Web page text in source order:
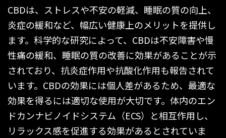
CBDは、ストレスや不安の軽減、睡眠の質の向上、
炎症の緩和など、幅広い健康上のメリットを提供し
ます。科学的な研究によって、CBDは不安障害や慢
性痛の緩和、睡眠の質の改善に効果があることが示
されており、抗炎症作用や抗酸化作用も報告されて
います。CBDの効果には個人差があるため、最適な
効果を得るには適切な使用が大切です。体内のエン
ドカンナビノイドシステム（ECS）と相互作用し、
リラックス感を促進する効果があるとされていま